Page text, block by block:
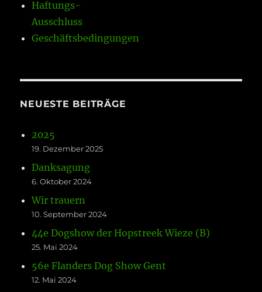
Haftungs-
Ausschluss
Geschäftsbedingungen
NEUESTE BEITRÄGE
2025
19. Dezember 2025
Danksagung
6. Oktober 2024
Wir trauern
10. September 2024
44e Dogshow der Hopstreek Wieze (B)
25. Mai 2024
56e Flanders Dog Show Gent
12. Mai 2024